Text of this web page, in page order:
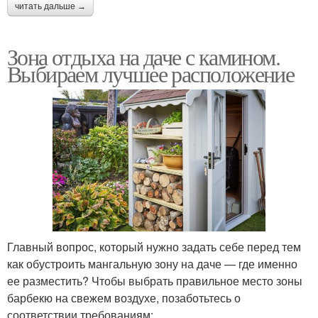
читать дальше →
Зона отдыха на даче с камином.
Выбираем лучшее расположение
Главный вопрос, который нужно задать себе перед тем
как обустроить мангальную зону на даче — где именно
ее разместить? Чтобы выбрать правильное место зоны
барбекю на свежем воздухе, позаботьтесь о